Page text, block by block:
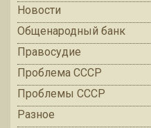
Новости
Общенародный банк
Правосудие
Проблема СССР
Проблемы СССР
Разное